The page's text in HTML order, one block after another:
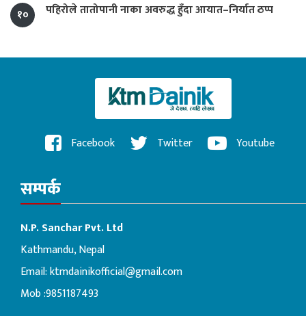
१० पहिरोले तातोपानी नाका अवरुद्ध हुँदा आयात–निर्यात ठप्प
Facebook Twitter Youtube
सम्पर्क
N.P. Sanchar Pvt. Ltd
Kathmandu, Nepal
Email:ktmdainikofficial@gmail.com
Mob :9851187493